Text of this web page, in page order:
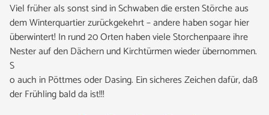
Viel früher als sonst sind in Schwaben die ersten Störche aus
dem Winterquartier zurückgekehrt – andere haben sogar hier
überwintert! In rund 20 Orten haben viele Storchenpaare ihre
Nester auf den Dächern und Kirchtürmen wieder übernommen.
S
o auch in Pöttmes oder Dasing. Ein sicheres Zeichen dafür, daß
der Frühling bald da ist!!!